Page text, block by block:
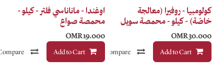
Compare إضافة إلى قائمة الأمنيات
اوغندا - ماناناسي فلتر - كيلو -
محمصة صواع
19.000
Add to Cart
Compare إضافة إلى قائمة الأمنيات